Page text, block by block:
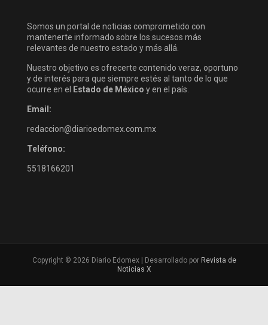
Somos un portal de noticias comprometido con
mantenerte informado sobre los sucesos más
relevantes de nuestro estado y más allá.
Nuestro objetivo es ofrecerte contenido veraz, oportuno
y de interés para que siempre estés al tanto de lo que
ocurre en el
Estado de México y en el país.
Email:
redaccion@diarioedomex.com.mx
Teléfono:
5518166201
Copyright © 2026 Diario Edomex | Desarrollado por Revista de
Noticias X